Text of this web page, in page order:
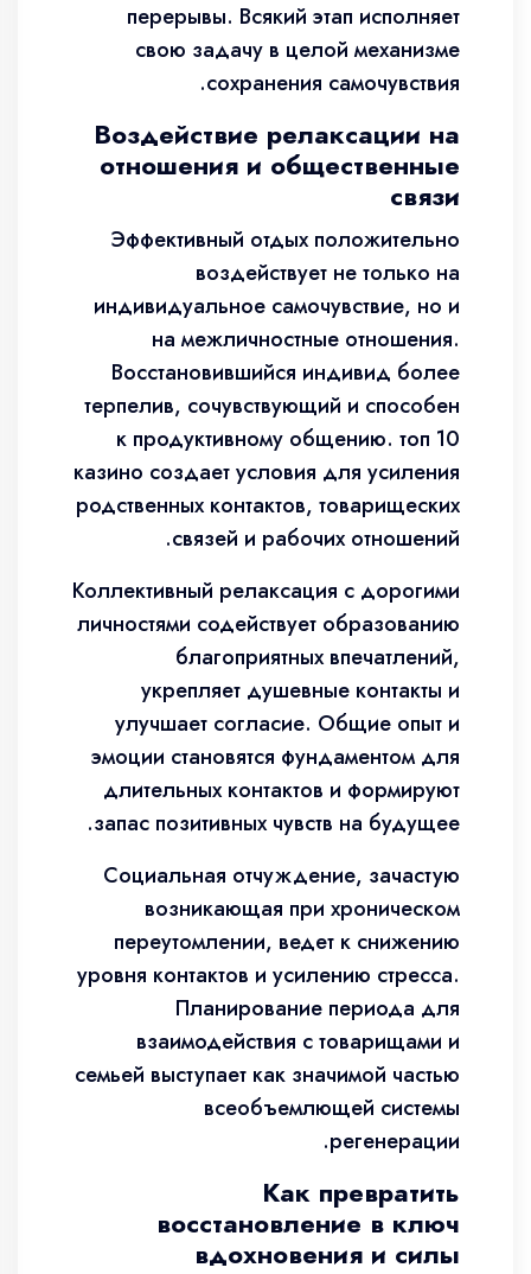
перерывы. Всякий этап исполняет
свою задачу в целой механизме
сохранения самочувствия.
Воздействие релаксации на
отношения и общественные
связи
Эффективный отдых положительно
воздействует не только на
индивидуальное самочувствие, но и
на межличностные отношения.
Восстановившийся индивид более
терпелив, сочувствующий и способен
к продуктивному общению. топ 10
казино создает условия для усиления
родственных контактов, товарищеских
связей и рабочих отношений.
Коллективный релаксация с дорогими
личностями содействует образованию
благоприятных впечатлений,
укрепляет душевные контакты и
улучшает согласие. Общие опыт и
эмоции становятся фундаментом для
длительных контактов и формируют
запас позитивных чувств на будущее.
Социальная отчуждение, зачастую
возникающая при хроническом
переутомлении, ведет к снижению
уровня контактов и усилению стресса.
Планирование периода для
взаимодействия с товарищами и
семьей выступает как значимой частью
всеобъемлющей системы
регенерации.
Как превратить
восстановление в ключ
вдохновения и силы